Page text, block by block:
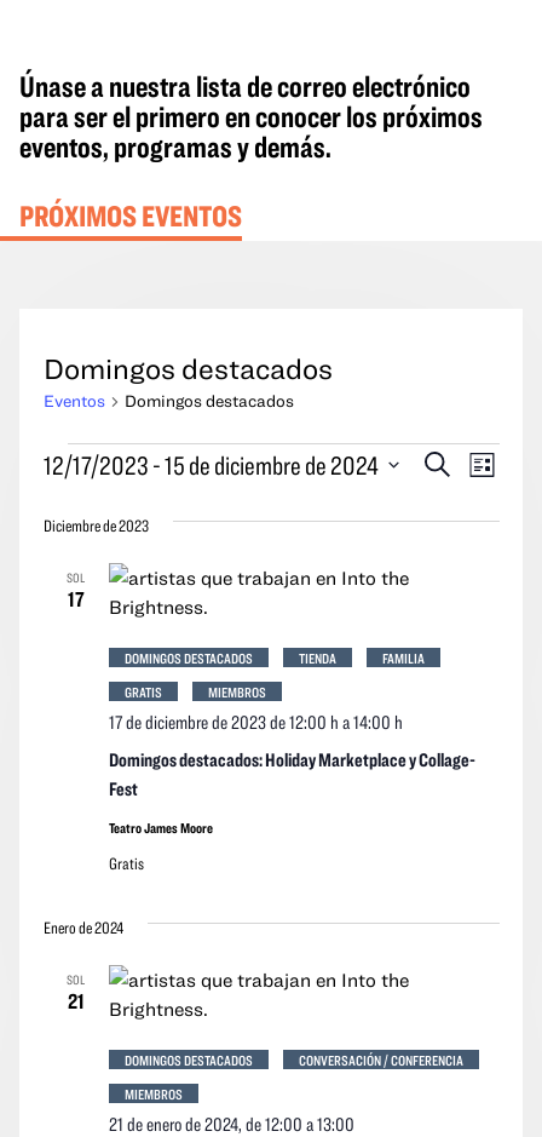
Únase a nuestra lista de correo electrónico
para ser el primero en conocer los próximos
eventos, programas y demás.
PRÓXIMOS EVENTOS
Domingos destacados
Eventos Domingos destacados
Eventos
Eventos
y
Buscar
las
Lista
12/17/2023 - 15 de diciembre de 2024
la
Diciembre de 2023
SOL
17
Domingos destacados: Holiday Marketplace y Collage-
Fest
17 de diciembre de 2023 de 12:00 h a14:00 h
DOMINGOS DESTACADOS TIENDA
FAMILIA
GRATIS
MIEMBROS
Teatro James Moore
Gratis
Enero de 2024
SOL
21
21 de enero de 2024, de 12:00 a13:00
DOMINGOS DESTACADOS
CONVERSACIÓN / CONFERENCIA
MIEMBROS